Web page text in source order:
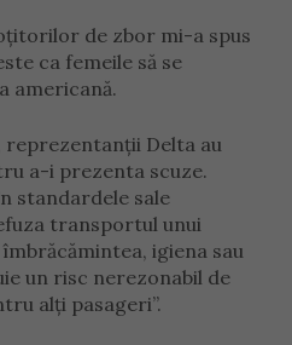
de zbor mi-a spus
ca femeile să se
americană.
Delta au
a-i prezenta scuze.
standardele sale
transportul unui
igiena sau
un risc nerezonabil de
alți pasageri”.